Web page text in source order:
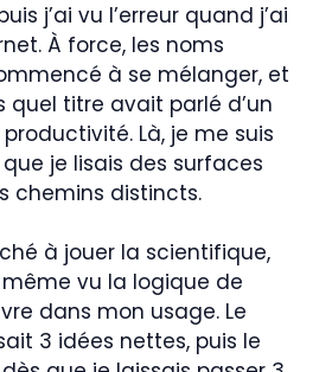
j’ai vu l’erreur quand j’ai
À force, les noms
à se mélanger, et
quel titre avait parlé d’un
Là, je me suis
je lisais des surfaces
chemins distincts.
à jouer la scientifique,
vu la logique de
dans mon usage. Le
3 idées nettes, puis le